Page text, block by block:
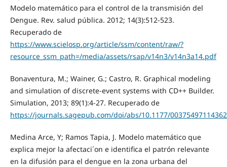
Modelo matemático para el control de la transmisión del
Dengue. Rev. salud pública. 2012; 14(3):512-523.
Recuperado de
https://www.scielosp.org/article/ssm/content/raw/?
resource_ssm_path=/media/assets/rsap/v14n3/v14n3a14.pdf
Bonaventura, M.; Wainer, G.; Castro, R. Graphical modeling
and simulation of discrete-event systems with CD++ Builder.
Simulation, 2013; 89(1):4-27. Recuperado de
https://journals.sagepub.com/doi/abs/10.1177/
Medina Arce, Y; Ramos Tapia, J. Modelo matemático que
explica mejor la afectaci´on e identifica el patrón relevante
en la difusión para el dengue en la zona urbana del